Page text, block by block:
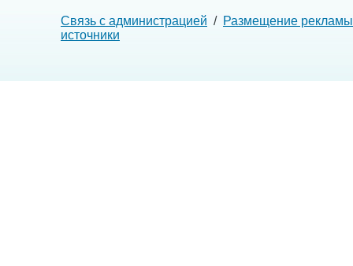
Связь с администрацией / Размещение рекламы
источники